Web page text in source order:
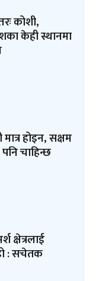
कोशी,
केही स्थानमा
मात्र होइन, सक्षम
चाहिन्छ
क्षेत्रलाई
: सचेतक